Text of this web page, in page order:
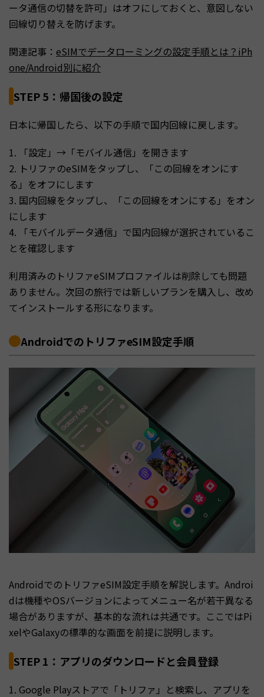
ータ通信の切替を許可」はオフにしておくと、意図しない
回線切り替えを防げます。
関連記事： eSIMでデータローミングの設定手順とは？iPh
one/Android別に紹介
STEP 5：帰国後の設定
日本に帰国したら、以下の手順で国内回線に戻します。
1. 「設定」→「モバイル通信」を開きます
2. トリファのeSIMをタップし、「この回線をオンにす
る」をオフにします
3. 国内回線をタップし、「この回線をオンにする」をオン
にします
4. 「モバイルデータ通信」で国内回線が選択されているこ
とを確認します
利用済みのトリファeSIMプロファイルは削除しても問題
ありません。次回の旅行では新しいプランを購入し、改め
てインストールする形になります。
AndroidでのトリファeSIM設定手順
AndroidでのトリファeSIM設定手順を解説します。Androi
dは機種やOSバージョンによってメニュー名が若干異なる
場合がありますが、基本的な流れは共通です。ここではPi
xelやGalaxyの標準的な画面を前提に説明します。
STEP 1：アプリのダウンロードと会員登録
1. Google Playストアで「トリファ」と検索し、アプリを